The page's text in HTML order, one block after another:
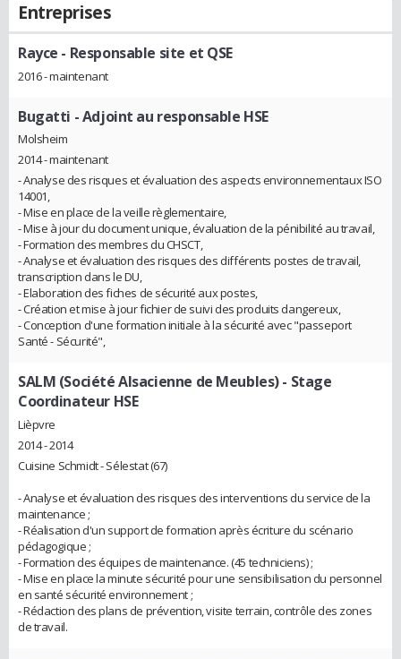
Entreprises
Rayce - Responsable site et QSE
2016 - maintenant
Bugatti - Adjoint au responsable HSE
Molsheim
2014 - maintenant
- Analyse des risques et évaluation des aspects environnementaux ISO
14001,
- Mise en place de la veille règlementaire,
- Mise à jour du document unique, évaluation de la pénibilité au travail,
- Formation des membres du CHSCT,
- Analyse et évaluation des risques des différents postes de travail,
transcription dans le DU,
- Elaboration des fiches de sécurité aux postes,
- Création et mise à jour fichier de suivi des produits dangereux,
- Conception d'une formation initiale à la sécurité avec "passeport
Santé - Sécurité",
SALM (Société Alsacienne de Meubles)- Stage
Coordinateur HSE
Lièpvre
2014 - 2014
Cuisine Schmidt - Sélestat (67)
- Analyse et évaluation des risques des interventions du service de la
maintenance ;
- Réalisation d'un support de formation après écriture du scénario
pédagogique ;
- Formation des équipes de maintenance. (45 techniciens) ;
- Mise en place la minute sécurité pour une sensibilisation du personnel
en santé sécurité environnement ;
- Rédaction des plans de prévention, visite terrain, contrôle des zones
de travail.